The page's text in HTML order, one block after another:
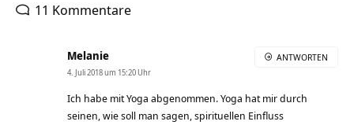
11 Kommentare
Melanie
4. Juli 2018 um 15:20 Uhr
Ich habe mit Yoga abgenommen. Yoga hat mir durch
seinen, wie soll man sagen, spirituellen Einfluss
ANTWORTEN